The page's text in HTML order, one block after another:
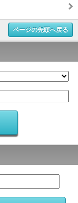
ページの先頭へ戻る